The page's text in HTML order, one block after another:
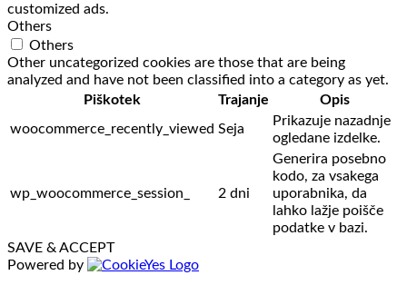
customized ads.
Others
Others
Other uncategorized cookies are those that are being
analyzed and have not been classified into a category as yet.
Piškotek
Trajanje
Opis
woocommerce_recently_viewed Seja
Prikazuje nazadnje
ogledane izdelke.
wp_woocommerce_session_ 2 dni
Generira posebno
kodo, za vsakega
uporabnika, da
lahko lažje poišče
podatke v bazi.
SAVE & ACCEPT
Powered by